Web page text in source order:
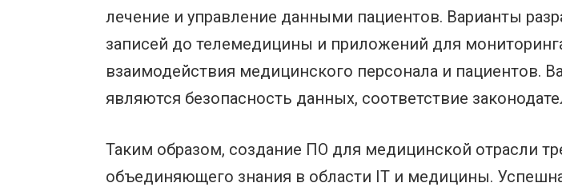
лечение и управление данными пациентов. Варианты
записей до телемедицины и приложений для
взаимодействия медицинского персонала и пациентов.
являются безопасность данных, соответствие
Таким образом, создание ПО для медицинской отрасли
объединяющего знания в области IT и медицины.